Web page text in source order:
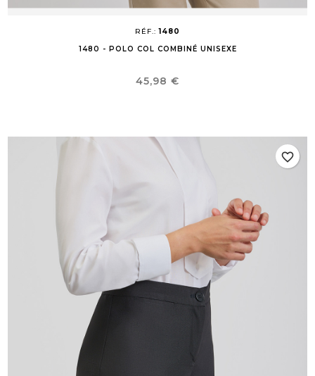
RÉF.:1480
1480 - POLO COL COMBINÉ UNISEXE
Prix
45,98 €
favorite_border